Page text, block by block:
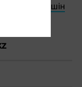
оқу үшін